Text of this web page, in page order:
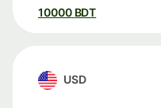
10000 BDT
USD